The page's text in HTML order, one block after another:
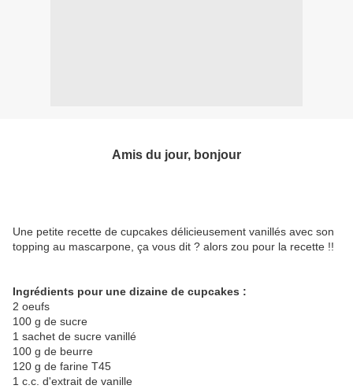
Amis du jour, bonjour
Une petite recette de cupcakes délicieusement vanillés avec son
topping au mascarpone, ça vous dit ? alors zou pour la recette !!
Ingrédients pour une dizaine de cupcakes :
2 oeufs
100 g de sucre
1 sachet de sucre vanillé
100 g de beurre
120 g de farine T45
1 c.c. d'extrait de vanille